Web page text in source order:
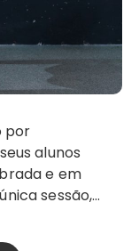
alunos
e em
sessão,…